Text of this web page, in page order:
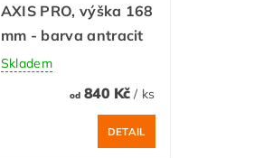
AXIS PRO, výška 168
mm - barva antracit
Skladem
od840 Kč/ ks
DETAIL